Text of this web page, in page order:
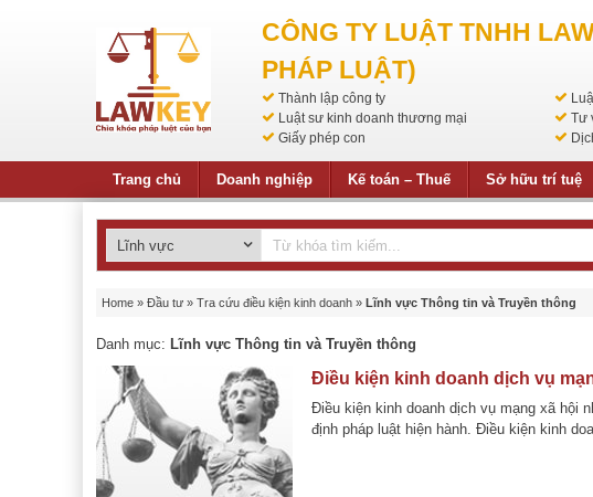
CÔNG TY LUẬT TNHH
PHÁP LUẬT)
Thành lập công ty
Luật sư kinh doanh thương mại
Tư
Giấy phép con
Trang chủ Doanh nghiệp Kế toán – Thuế Sở hữu trí tuệ
Home » Đầu tư » Tra cứu điều kiện kinh doanh » Lĩnh vực Thông tin và Truyền thông
Danh mục: Lĩnh vực Thông tin và Truyền thông
Điều kiện kinh doanh dịch vụ
Điều kiện kinh doanh dịch vụ mạng xã hội
định pháp luật hiện hành. Điều kiện kinh